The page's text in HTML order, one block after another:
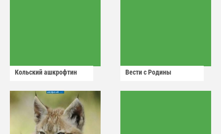
Кольский ашкрофтин Вести с Родины